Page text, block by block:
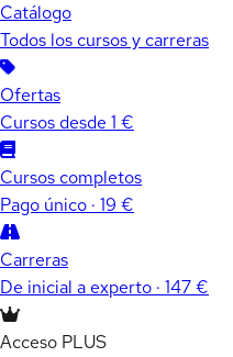
Catálogo
Todos los cursos y carreras
Ofertas
Cursos desde 1 €
Cursos completos
Pago único · 19 €
Carreras
De inicial a experto · 147 €
Acceso PLUS